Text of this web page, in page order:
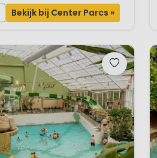
Veiligheid voorop, dus er is b...
Bekijk bij Center Parcs »